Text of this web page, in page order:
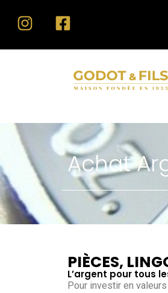
Achat
PIÈCES,
L’argent pour tous
Pour investir en